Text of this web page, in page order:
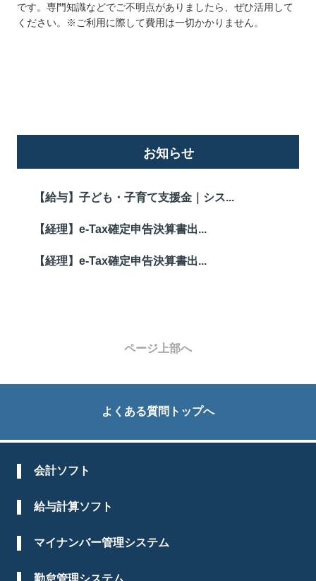
です。専門知識などでご不明点がありましたら、ぜひ活用して
ください。※ご利用に際して費用は一切かかりません。
お知らせ
【給与】子ども・子育て支援金｜シス...
【経理】e-Tax確定申告決算書出...
【経理】e-Tax確定申告決算書出...
ページ上部へ
よくある質問トップへ
会計ソフト
給与計算ソフト
マイナンバー管理システム
勤怠管理システム